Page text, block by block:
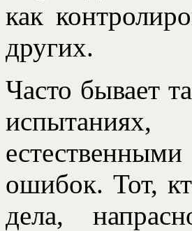
как
других.
Часто бывает
ошибок. Тот,
дела,